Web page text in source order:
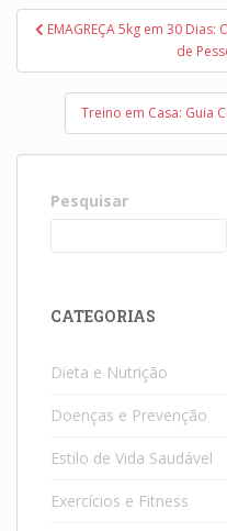
Navegação
Post
EMAGREÇA 5kg em 30
de
Treino em Casa: Guia
Pesquisar
CATEGORIAS
Dieta e Nutrição
Doenças e Prevenção
Estilo de Vida Saudável
Exercícios e Fitness